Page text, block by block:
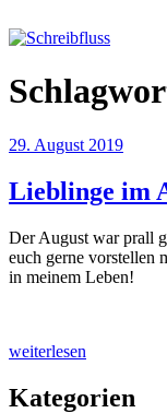
Inhalt
Schreibfluss
Veröffentlicht
29. August 2019
Lieblinge im
Der August war prall
euch gerne vorstellen
in meinem Leben!
„Lieblinge
August“
weiterlesen
Kategorien